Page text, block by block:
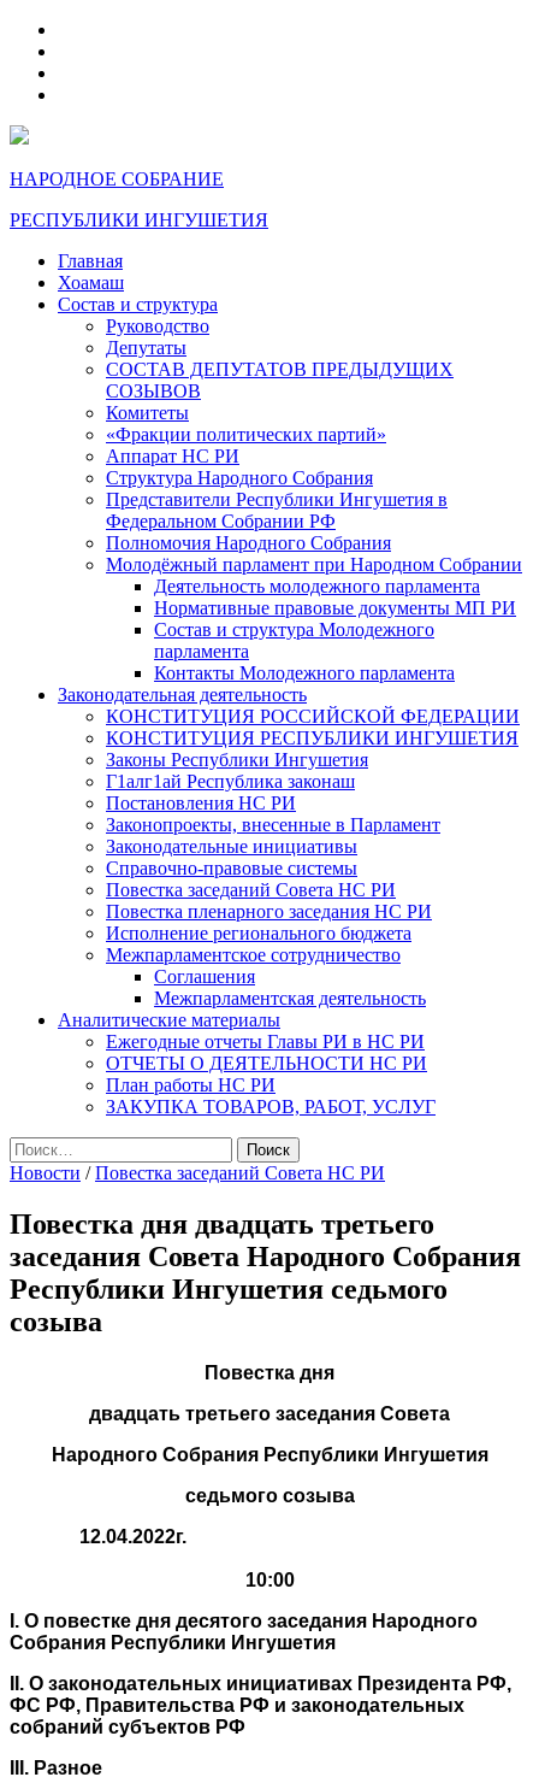
НАРОДНОЕ СОБРАНИЕ
РЕСПУБЛИКИ ИНГУШЕТИЯ
Главная
Хоамаш
Состав и структура
Руководство
Депутаты
СОСТАВ ДЕПУТАТОВ ПРЕДЫДУЩИХ
СОЗЫВОВ
Комитеты
«Фракции политических партий»
Аппарат НС РИ
Структура Народного Собрания
Представители Республики Ингушетия в
Федеральном Собрании РФ
Полномочия Народного Собрания
Молодёжный парламент при Народном Собрании
Деятельность молодежного парламента
Нормативные правовые документы МП РИ
Состав и структура Молодежного
парламента
Контакты Молодежного парламента
Законодательная деятельность
КОНСТИТУЦИЯ РОССИЙСКОЙ ФЕДЕРАЦИИ
КОНСТИТУЦИЯ РЕСПУБЛИКИ ИНГУШЕТИЯ
Законы Республики Ингушетия
Г1алг1ай Республика законаш
Постановления НС РИ
Законопроекты, внесенные в Парламент
Законодательные инициативы
Справочно-правовые системы
Повестка заседаний Совета НС РИ
Повестка пленарного заседания НС РИ
Исполнение регионального бюджета
Межпарламентское сотрудничество
Соглашения
Межпарламентская деятельность
Аналитические материалы
Ежегодные отчеты Главы РИ в НС РИ
ОТЧЕТЫ О ДЕЯТЕЛЬНОСТИ НС РИ
План работы НС РИ
ЗАКУПКА ТОВАРОВ, РАБОТ, УСЛУГ
Найти:
Новости /Повестка заседаний Совета НС РИ
Повестка дня двадцать третьего
заседания Совета Народного Собрания
Республики Ингушетия седьмого
созыва
Повестка дня
двадцать третьего заседания Совета
Народного Собрания Республики Ингушетия
седьмого созыва
12.04.2022г.
10:00
I. О повестке дня десятого заседания Народного
Собрания Республики Ингушетия
II. О законодательных инициативах Президента РФ,
ФС РФ, Правительства РФ и законодательных
собраний субъектов РФ
III. Разное